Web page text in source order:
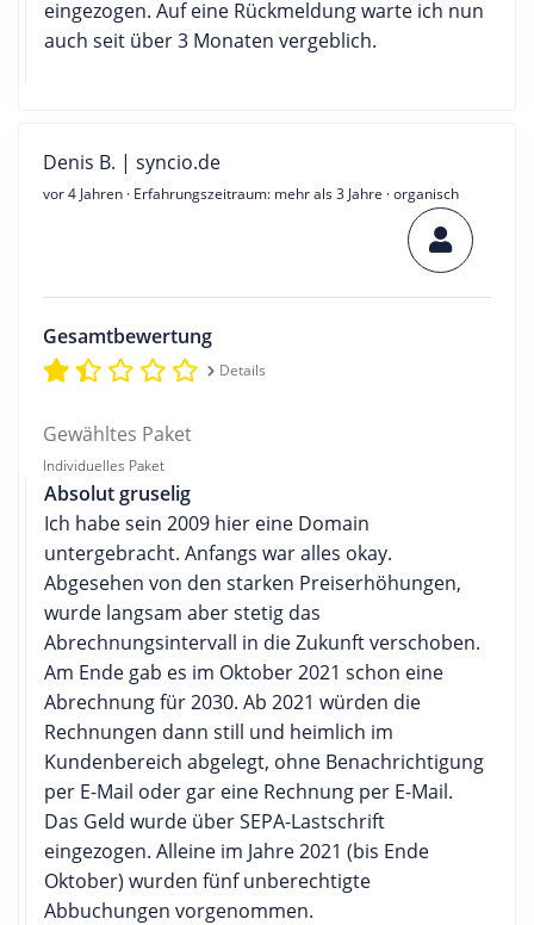
eingezogen. Auf eine Rückmeldung warte ich nun
auch seit über 3 Monaten vergeblich.
Denis B. | syncio.de
vor 4 Jahren · Erfahrungszeitraum: mehr als 3 Jahre · organisch
Gesamtbewertung
Details
Gewähltes Paket
Individuelles Paket
Absolut gruselig
Ich habe sein 2009 hier eine Domain
untergebracht. Anfangs war alles okay.
Abgesehen von den starken Preiserhöhungen,
wurde langsam aber stetig das
Abrechnungsintervall in die Zukunft verschoben.
Am Ende gab es im Oktober 2021 schon eine
Abrechnung für 2030. Ab 2021 würden die
Rechnungen dann still und heimlich im
Kundenbereich abgelegt, ohne Benachrichtigung
per E-Mail oder gar eine Rechnung per E-Mail.
Das Geld wurde über SEPA-Lastschrift
eingezogen. Alleine im Jahre 2021 (bis Ende
Oktober) wurden fünf unberechtigte
Abbuchungen vorgenommen.